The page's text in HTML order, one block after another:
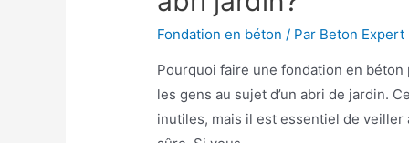
Fondation en béton / Par Beton Expert
Pourquoi faire une fondation en béton
les gens au sujet d’un abri de jardin.
inutiles, mais il est essentiel de